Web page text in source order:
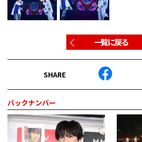
一覧に戻る
SHARE
バックナンバー